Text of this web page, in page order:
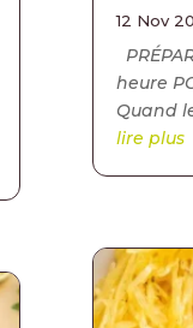
12 Nov
heure
Quand
lire plus